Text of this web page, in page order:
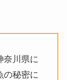
奈川県に
の秘密に